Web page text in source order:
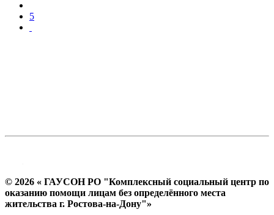
5
© 2026 « ГАУСОН РО "Комплексный социальный центр по
оказанию помощи лицам без определённого места
жительства г. Ростова-на-Дону"»